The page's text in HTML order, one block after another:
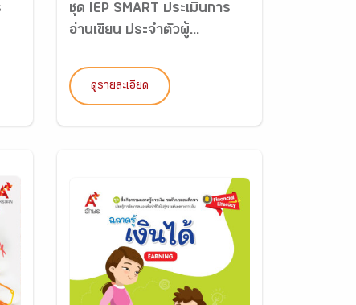
ชุด IEP SMART ประเมินการ
อ่านเขียน ประจำตัวผู้...
ดูรายละเอียด